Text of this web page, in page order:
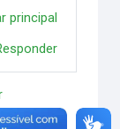
principal
→